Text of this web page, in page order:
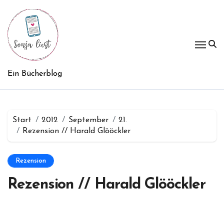
Inhalt
springen
Ein Bücherblog
Start 2012 September
21.
Rezension // Harald Glööckler
Rezension
Rezension // Harald Glööckler